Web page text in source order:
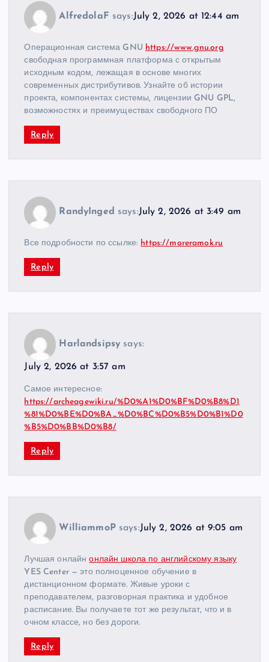
AlfredolaF says:July 2, 2026 at 12:44 am
Операционная система GNU https://www.gnu.org
свободная программная платформа с открытым
исходным кодом, лежащая в основе многих
современных дистрибутивов. Узнайте об истории
проекта, компонентах системы, лицензии GNU GPL,
возможностях и преимуществах свободного ПО
Reply
RandyInged says:July 2, 2026 at 3:49 am
Все подробности по ссылке: https://moreramok.ru
Reply
Harlandsipsy says:
July 2, 2026 at 3:57 am
Самое интересное:
https://archeagewiki.ru/%D0%A1%D0%BF%D0%B8%D1
%81%D0%BE%D0%BA_%D0%BC%D0%B5%D0%B1%D0
%B5%D0%BB%D0%B8/
Reply
WilliammoP says:July 2, 2026 at 9:05 am
Лучшая онлайнонлайн школа по английскому языку
YES Center — это полноценное обучение в
дистанционном формате. Живые уроки с
преподавателем, разговорная практика и удобное
расписание. Вы получаете тот же результат, что и в
очном классе, но без дороги.
Reply